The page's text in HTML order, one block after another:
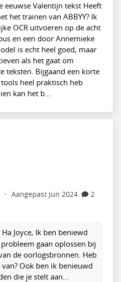
eeuwse Valentijn tekst Heeft
het trainen van ABBYY? Ik
OCR uitvoeren op de acht
en een door Annemieke
is echt heel goed, maar
als het gaat om
teksten. Bijgaand een korte
heel praktisch heb
kan het b...
· Aangepast jun 2024
2
Ha Joyce, Ik ben beniewd
gaan oplossen bij
de oorlogsbronnen. Heb
Ook ben ik benieuwd
die je stelt aan...